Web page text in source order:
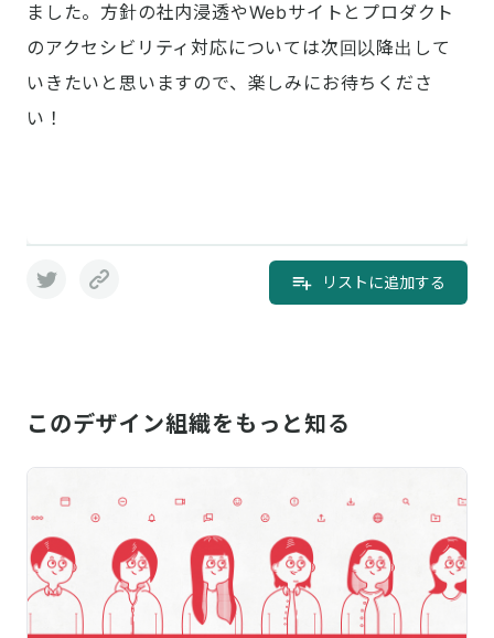
ました。方針の社内浸透やWebサイトとプロダクト
のアクセシビリティ対応については次回以降出して
いきたいと思いますので、楽しみにお待ちくださ
い！
リストに追加する
このデザイン組織をもっと知る